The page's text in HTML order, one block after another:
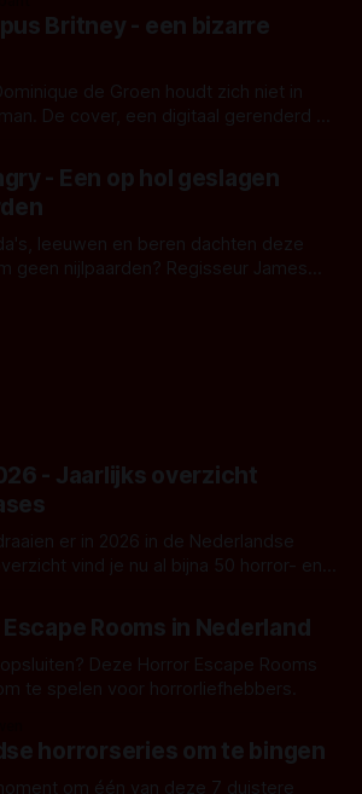
creature feature waarvoor de
in Australië.
Britney - een bizarre
de Groen houdt zich niet in
De cover, een digitaal gerenderd en
iets kleurrijks maar onheilspellends,
dat maakt De Groen met ieder woord
- Een op hol geslagen
leeuwen en beren dachten deze
geen nijlpaarden? Regisseur James
- Jaarlijks overzicht
er in 2026 in de Nederlandse
vind je nu al bijna 50 horror- en
Rooms in Nederland
Deze Horror Escape Rooms
te spelen voor horrorliefhebbers.
horrorseries om te bingen
om één van deze 7 duistere